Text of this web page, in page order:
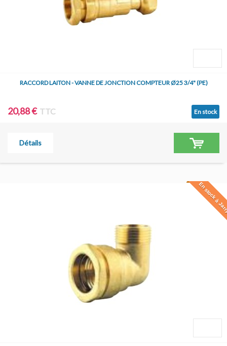
RACCORD LAITON - VANNE DE JONCTION COMPTEUR Ø25 3/4" (PE)
20,88 € TTC En stock
Détails
En stock à